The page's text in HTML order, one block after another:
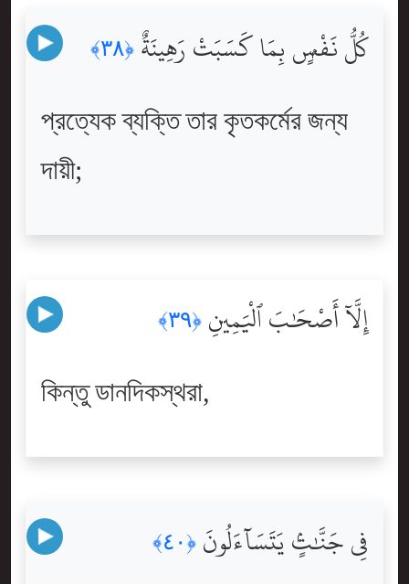
كُلُّ نَفْسٍۭ بِمَا كَسَبَتْ رَهِينَةٌ ﴿٣٨﴾
প্রত্যেক ব্যক্তি তার কৃতকর্মের জন্য
দায়ী;
إِلَّآ أَصْحَٰبَ ٱلْيَمِينِ ﴿٣٩﴾
কিন্তু ডানদিকস্থরা,
فِى جَنَّٰتٍۢ يَتَسَآءَلُونَ ﴿٤٠﴾